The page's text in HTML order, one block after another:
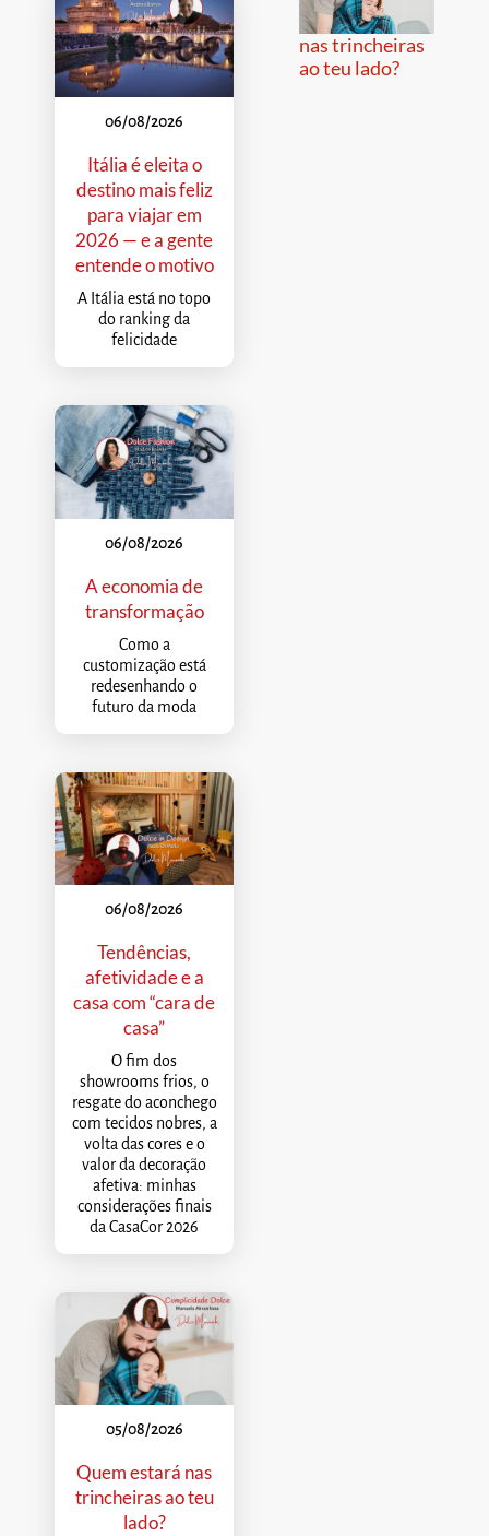
06/08/2026
Itália é eleita o
destino mais feliz
para viajar em
2026 — e a gente
entende o motivo
A Itália está no topo
do ranking da
felicidade
06/08/2026
A economia de
transformação
Como a
customização está
redesenhando o
futuro da moda
06/08/2026
Tendências,
afetividade e a
casa com “cara de
casa”
O fim dos
showrooms frios, o
resgate do aconchego
com tecidos nobres, a
volta das cores e o
valor da decoração
afetiva: minhas
considerações finais
da CasaCor 2026
05/08/2026
Quem estará nas
trincheiras ao teu
lado?
nas trincheiras
ao teu lado?